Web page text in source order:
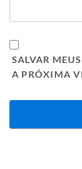
SALVAR
A PRÓXIMA